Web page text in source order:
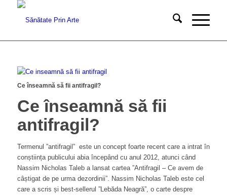
Ce înseamnă să fii antifragil?
Ce înseamnă să fii
antifragil?
Termenul ”antifragil” este un concept foarte recent care a intrat în
conștiința publicului abia începând cu anul 2012, atunci când
Nassim Nicholas Taleb a lansat cartea ”Antifragil – Ce avem de
câștigat de pe urma dezordinii”. Nassim Nicholas Taleb este cel
care a scris și best-sellerul ”Lebăda Neagră”, o carte despre